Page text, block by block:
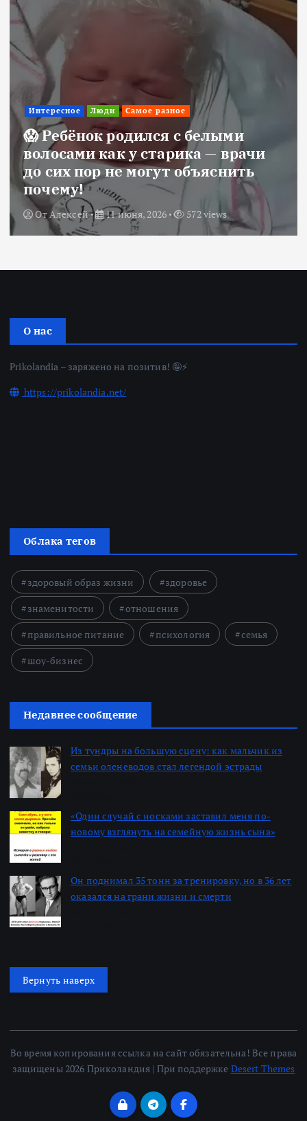
Интересное Люди Самое разное
😱 Ребёнок родился с белыми
волосами как у старика — врачи
до сих пор не могут объяснить
почему!
ОтАлексей 11 июня, 2026 572 views
О нас
Prikolandia – заряжено на позитив! 🤪⚡
https://prikolandia.net/
Облака тегов
здоровый образ жизни
здоровье
знаменитости
отношения
правильное питание
психология
семья
шоу-бизнес
Недавнее сообщение
Из тундры на большую сцену: как мальчик из
семьи оленеводов стал легендой эстрады
«Один случай с носками заставил меня по-
новому взглянуть на семейную жизнь сына»
Он поднимал 35 тонн за тренировку, но в 36 лет
оказался на грани жизни и смерти
Вернуть наверх
Во время копирования ссылка на сайт обязательна! Все права
защищены 2026 Приколандия | При поддержке Desert Themes